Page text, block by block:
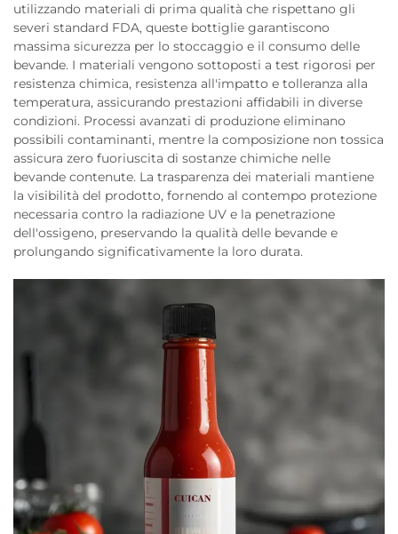
utilizzando materiali di prima qualità che rispettano gli
severi standard FDA, queste bottiglie garantiscono
massima sicurezza per lo stoccaggio e il consumo delle
bevande. I materiali vengono sottoposti a test rigorosi per
resistenza chimica, resistenza all'impatto e tolleranza alla
temperatura, assicurando prestazioni affidabili in diverse
condizioni. Processi avanzati di produzione eliminano
possibili contaminanti, mentre la composizione non tossica
assicura zero fuoriuscita di sostanze chimiche nelle
bevande contenute. La trasparenza dei materiali mantiene
la visibilità del prodotto, fornendo al contempo protezione
necessaria contro la radiazione UV e la penetrazione
dell'ossigeno, preservando la qualità delle bevande e
prolungando significativamente la loro durata.